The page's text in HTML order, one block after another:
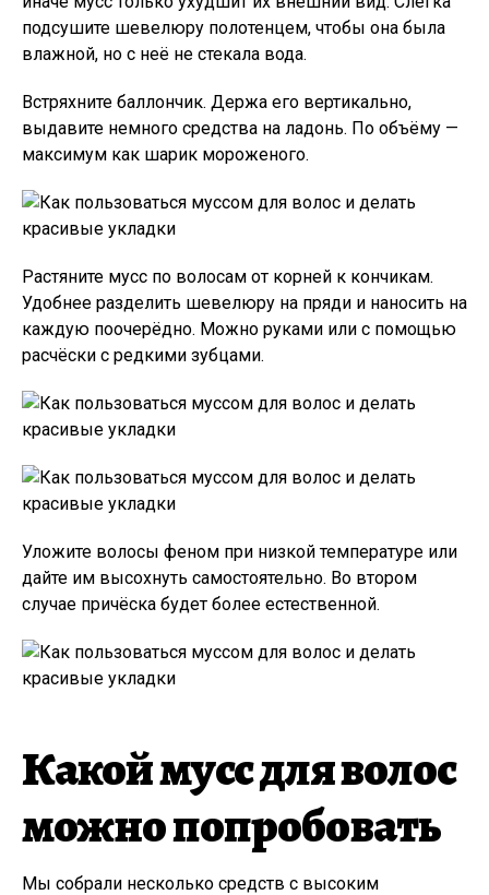
подсушите шевелюру полотенцем, чтобы она была
влажной, но с неё не стекала вода.
Встряхните баллончик. Держа его вертикально,
выдавите немного средства на ладонь. По объёму —
максимум как шарик мороженого.
Растяните мусс по волосам от корней к кончикам.
Удобнее разделить шевелюру на пряди и наносить на
каждую поочерёдно. Можно руками или с помощью
расчёски с редкими зубцами.
Уложите волосы феном при низкой температуре или
дайте им высохнуть самостоятельно. Во втором
случае причёска будет более естественной.
Какой мусс для волос
можно попробовать
Мы собрали несколько средств с высоким